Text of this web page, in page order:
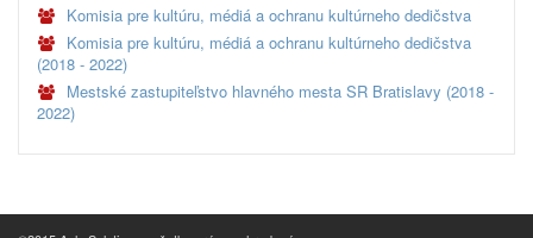
Komisia pre kultúru, médiá a ochranu kultúrneho dedičstva
Komisia pre kultúru, médiá a ochranu kultúrneho dedičstva
(2018 - 2022)
Mestské zastupiteľstvo hlavného mesta SR Bratislavy (2018 -
2022)